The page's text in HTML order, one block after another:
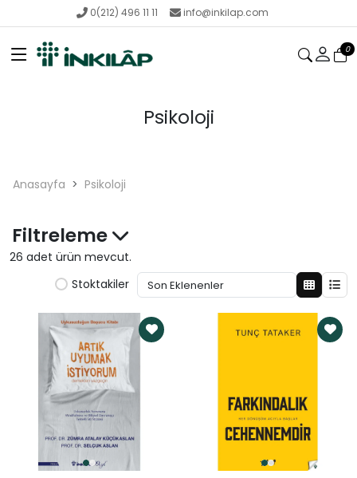
0(212) 496 11 11 info@inkilap.com
0
Psikoloji
Anasayfa Psikoloji
Filtreleme
26 adet ürün mevcut.
Stoktakiler